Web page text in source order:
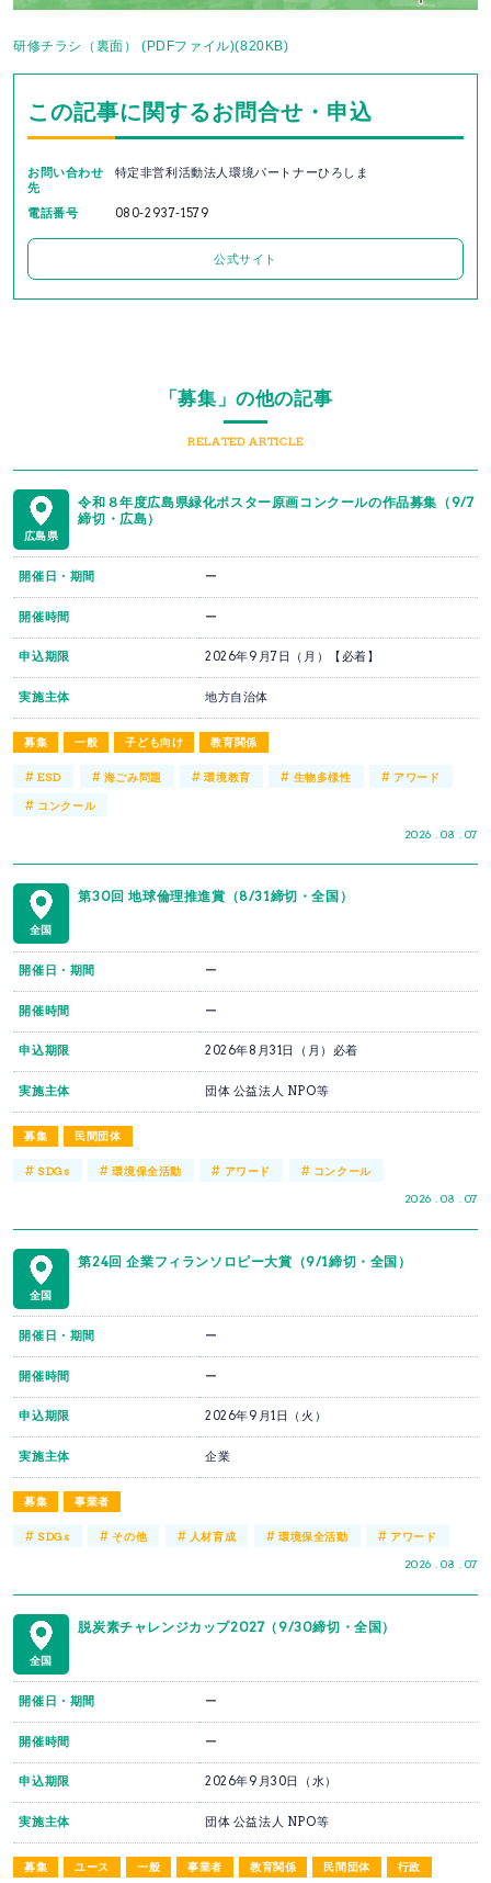
研修チラシ（裏面） (PDFファイル)(820KB)
この記事に関するお問合せ・申込
お問い合わせ
先
特定非営利活動法人環境パートナーひろしま
電話番号 080-2937-1579
公式サイト
「募集」の他の記事
RELATED ARTICLE
広島県
令和８年度広島県緑化ポスター原画コンクールの作品募集（9/7
締切・広島）
募集 一般 子ども向け 教育関係
2026 . 08 . 07
開催日・期間 ー
開催時間 ー
申込期限 2026年9月7日（月）【必着】
実施主体 地方自治体
#ESD # 海ごみ問題 #環境教育 # 生物多様性 # アワード
# コンクール
全国
第30回 地球倫理推進賞（8/31締切・全国）
募集 民間団体
2026 . 08 . 07
開催日・期間 ー
開催時間 ー
申込期限 2026年8月31日（月）必着
実施主体 団体 公益法人 NPO等
#SDGs #環境保全活動 # アワード # コンクール
全国
第24回 企業フィランソロピー大賞（9/1締切・全国）
募集 事業者
2026 . 08 . 07
開催日・期間 ー
開催時間 ー
申込期限 2026年9月1日（火）
実施主体 企業
#SDGs #その他 # 人材育成 # 環境保全活動 # アワード
全国
脱炭素チャレンジカップ2027（9/30締切・全国）
募集 ユース 一般 事業者 教育関係 民間団体 行政
開催日・期間 ー
開催時間 ー
申込期限 2026年9月30日（水）
実施主体 団体 公益法人 NPO等